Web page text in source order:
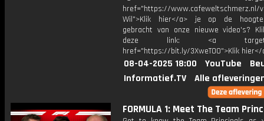
href="https://www.cafeweltschmerz.nl/
Wil">Klik hier</a> je op de
gebracht van onze nieuwe video's?
deze link: <a
href="https://bit.ly/3XweTO0">Klik hier</
08-04-2025 18:00 YouTube
Informatief.TV
Alle
FORMULA 1: Meet The Team